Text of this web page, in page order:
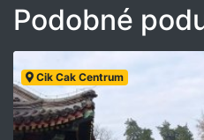
Podobné
Cik Cak Centrum